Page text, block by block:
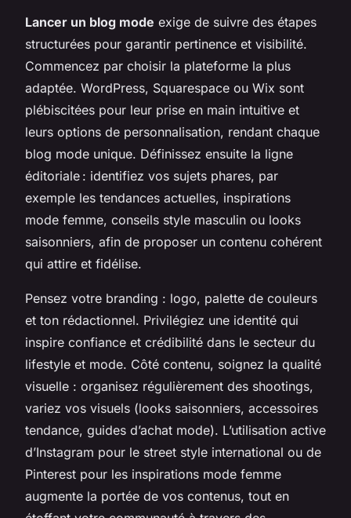
Lancer un blog mode exige de suivre des étapes
structurées pour garantir pertinence et visibilité.
Commencez par choisir la plateforme la plus
adaptée. WordPress, Squarespace ou Wix sont
plébiscitées pour leur prise en main intuitive et
leurs options de personnalisation, rendant chaque
blog mode unique. Définissez ensuite la ligne
éditoriale : identifiez vos sujets phares, par
exemple les tendances actuelles, inspirations
mode femme, conseils style masculin ou looks
saisonniers, afin de proposer un contenu cohérent
qui attire et fidélise.
Pensez votre branding : logo, palette de couleurs
et ton rédactionnel. Privilégiez une identité qui
inspire confiance et crédibilité dans le secteur du
lifestyle et mode. Côté contenu, soignez la qualité
visuelle : organisez régulièrement des shootings,
variez vos visuels (looks saisonniers, accessoires
tendance, guides d’achat mode). L’utilisation active
d’Instagram pour le street style international ou de
Pinterest pour les inspirations mode femme
augmente la portée de vos contenus, tout en